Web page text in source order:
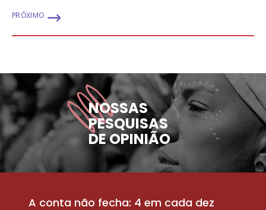
PRÓXIMO
NOSSAS
PESQUISAS
DE OPINIÃO
A conta não fecha: 4 em cada dez